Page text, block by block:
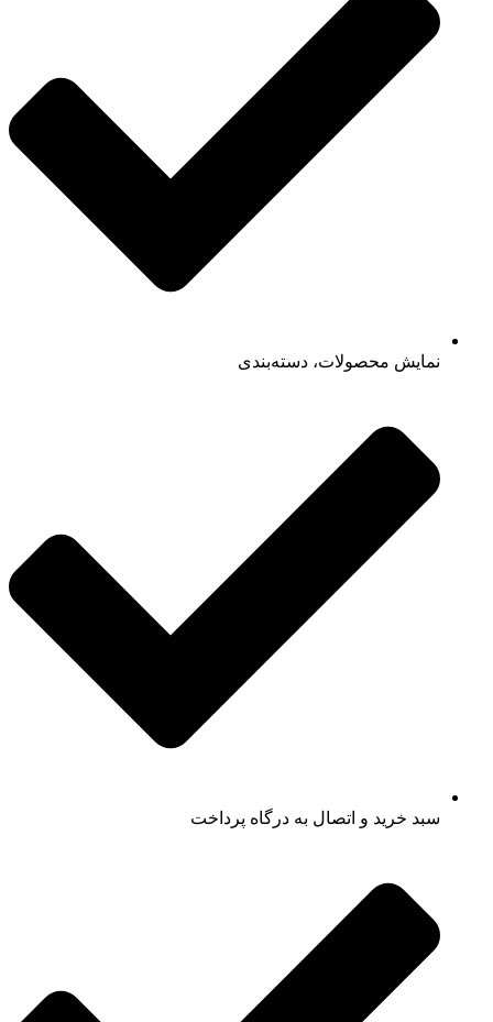
نمایش محصولات، دسته‌بندی
سبد خرید و اتصال به درگاه پرداخت